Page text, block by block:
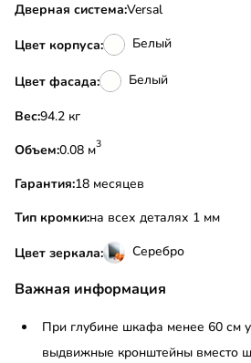
Дверная система:Versal
Цвет корпуса: Белый
Цвет фасада: Белый
Вес:
94.2 кг
Объем:
0.08 м3
Гарантия:18 месяцев
Тип кромки:на всех деталях 1 мм
Цвет зеркала: Серебро
Важная информация
При глубине шкафа менее 60 см
выдвижные кронштейны вместо